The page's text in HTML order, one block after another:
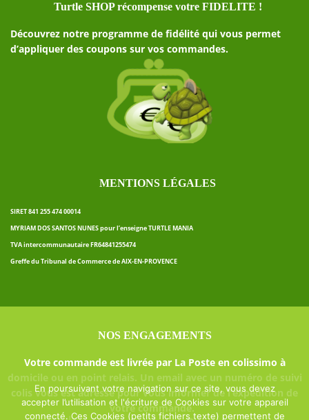
Turtle SHOP récompense votre FIDELITE !
Découvrez notre programme de fidélité qui vous permet
d’appliquer des coupons sur vos commandes.
MENTIONS LÉGALES
SIRET 841 255 474 00014
MYRIAM DOS SANTOS NUNES pour l’enseigne TURTLE MANIA
TVA intercommunautaire FR64841255474
Greffe du Tribunal de Commerce de AIX-EN-PROVENCE
NOS ENGAGEMENTS
Votre commande est livrée par La Poste en colissimo à
domicile ou en point relais. Un email avec un numéro de suivi
colis vous est adressé pour vous informer de l’expédition de
votre commande.
En poursuivant votre navigation sur ce site, vous devez
accepter l’utilisation et l'écriture de Cookies sur votre appareil
connecté. Ces Cookies (petits fichiers texte) permettent de